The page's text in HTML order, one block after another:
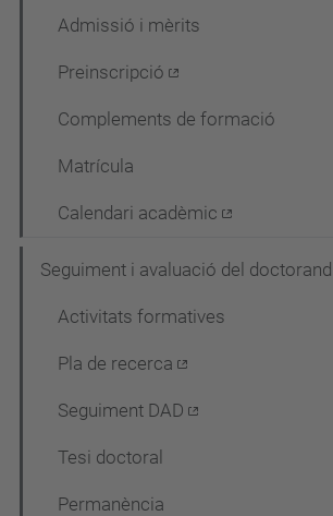
Admissió i mèrits
Preinscripció
Complements de formació
Matrícula
Calendari acadèmic
Seguiment i avaluació del doctorand
Activitats formatives
Pla de recerca
Seguiment DAD
Tesi doctoral
Permanència